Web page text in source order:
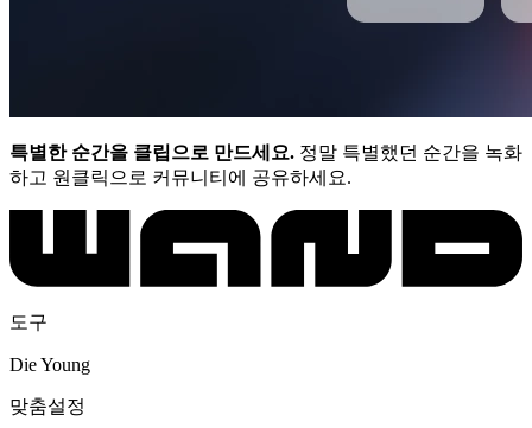
특별한 순간을 클립으로 만드세요. 정말 특별했던 순간을 녹화
하고 원클릭으로 커뮤니티에 공유하세요.
도구
Die Young
맞춤설정